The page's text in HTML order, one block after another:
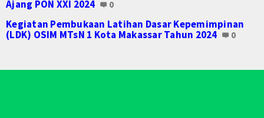
Ajang PON XXI 2024
0
Kegiatan Pembukaan Latihan Dasar Kepemimpinan
(LDK) OSIM MTsN 1 Kota Makassar Tahun 2024
0